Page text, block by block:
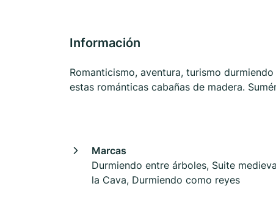
Información
Romanticismo, aventura, turismo
estas románticas cabañas de madera.
Marcas
Durmiendo entre árboles, Suite
la Cava, Durmiendo como reyes